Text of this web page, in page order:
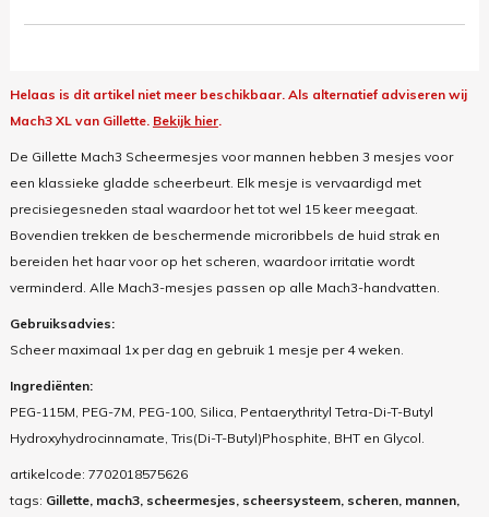
Helaas is dit artikel niet meer beschikbaar. Als alternatief adviseren wij
Mach3 XL van Gillette. Bekijk hier.
De Gillette Mach3 Scheermesjes voor mannen hebben 3 mesjes voor
een klassieke gladde scheerbeurt. Elk mesje is vervaardigd met
precisiegesneden staal waardoor het tot wel 15 keer meegaat.
Bovendien trekken de beschermende microribbels de huid strak en
bereiden het haar voor op het scheren, waardoor irritatie wordt
verminderd. Alle Mach3-mesjes passen op alle Mach3-handvatten.
Gebruiksadvies:
Scheer maximaal 1x per dag en gebruik 1 mesje per 4 weken.
Ingrediënten:
PEG-115M, PEG-7M, PEG-100, Silica, Pentaerythrityl Tetra-Di-T-Butyl
Hydroxyhydrocinnamate, Tris(Di-T-Butyl)Phosphite, BHT en Glycol.
artikelcode: 7702018575626
tags: Gillette, mach3, scheermesjes, scheersysteem, scheren, mannen,